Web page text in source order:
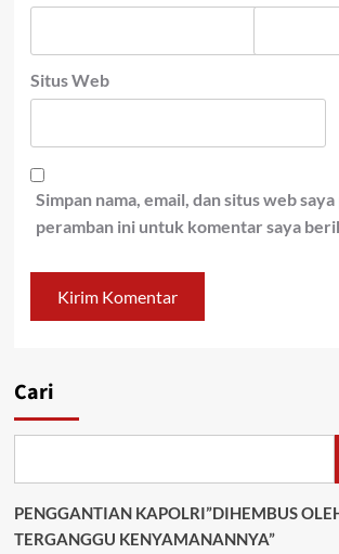
Situs Web
Simpan nama, email, dan situs web saya
peramban ini untuk komentar saya
Cari
PENGGANTIAN KAPOLRI”DIHEMBUS
TERGANGGU KENYAMANANNYA”